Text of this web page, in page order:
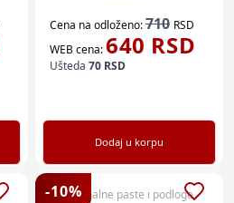
Cena na odloženo:710 RSD
WEB cena:640 RSD
Ušteda 70 RSD
Dodaj u korpu
-10%
Termalne paste i podloge